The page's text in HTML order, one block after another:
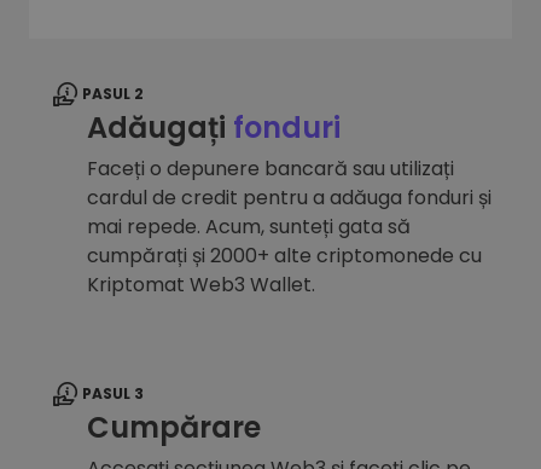
PASUL 2
Adăugați fonduri
Faceți o depunere bancară sau utilizați
cardul de credit pentru a adăuga fonduri și
mai repede. Acum, sunteți gata să
cumpărați și 2000+ alte criptomonede cu
Kriptomat Web3 Wallet.
PASUL 3
Cumpărare